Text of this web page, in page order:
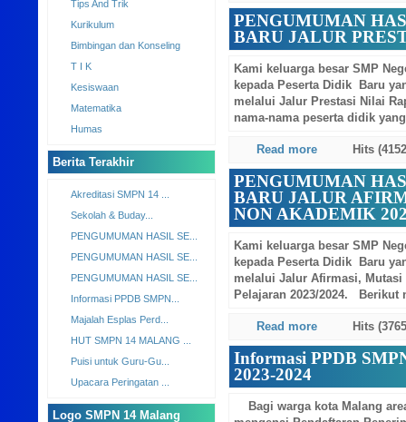
Komputer Dan Internet
Bisnis dan Ekonomi
Olahraga
Sain dan Teknologi
Tips And Trik
Kurikulum
Bimbingan dan Konseling
T I K
Kesiswaan
Matematika
Humas
Majalah Esplas Perd...
PENGUMUMAN
BARU JALUR
Kami keluarga besar SMP
kepada Peserta Didik Baru
melalui Jalur Prestasi Nilai
nama-nama peserta didik
Read more Hits
PENGUMUMAN
BARU JALUR
NON AKADEMIK
Kami keluarga besar SMP
kepada Peserta Didik Baru
melalui Jalur Afirmasi, Mutasi
Pelajaran 2023/2024. Berikut
Read more Hits
Informasi PPDB
2023-2024
Bagi warga kota Malang